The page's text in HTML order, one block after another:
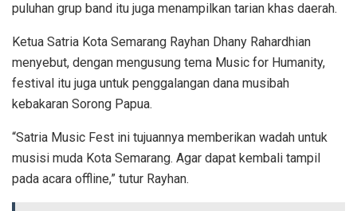
puluhan grup band itu juga menampilkan tarian khas daerah.
Ketua Satria Kota Semarang Rayhan Dhany Rahardhian
menyebut, dengan mengusung tema Music for Humanity,
festival itu juga untuk penggalangan dana musibah
kebakaran Sorong Papua.
“Satria Music Fest ini tujuannya memberikan wadah untuk
musisi muda Kota Semarang. Agar dapat kembali tampil
pada acara offline,” tutur Rayhan.